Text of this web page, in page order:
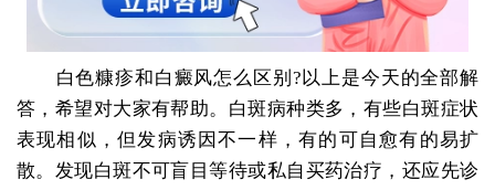
白色糠疹和白癜风怎么区别?以上是今天的全部解
答，希望对大家有帮助。白斑病种类多，有些白斑症状
表现相似，但发病诱因不一样，有的可自愈有的易扩
散。发现白斑不可盲目等待或私自买药治疗，还应先诊